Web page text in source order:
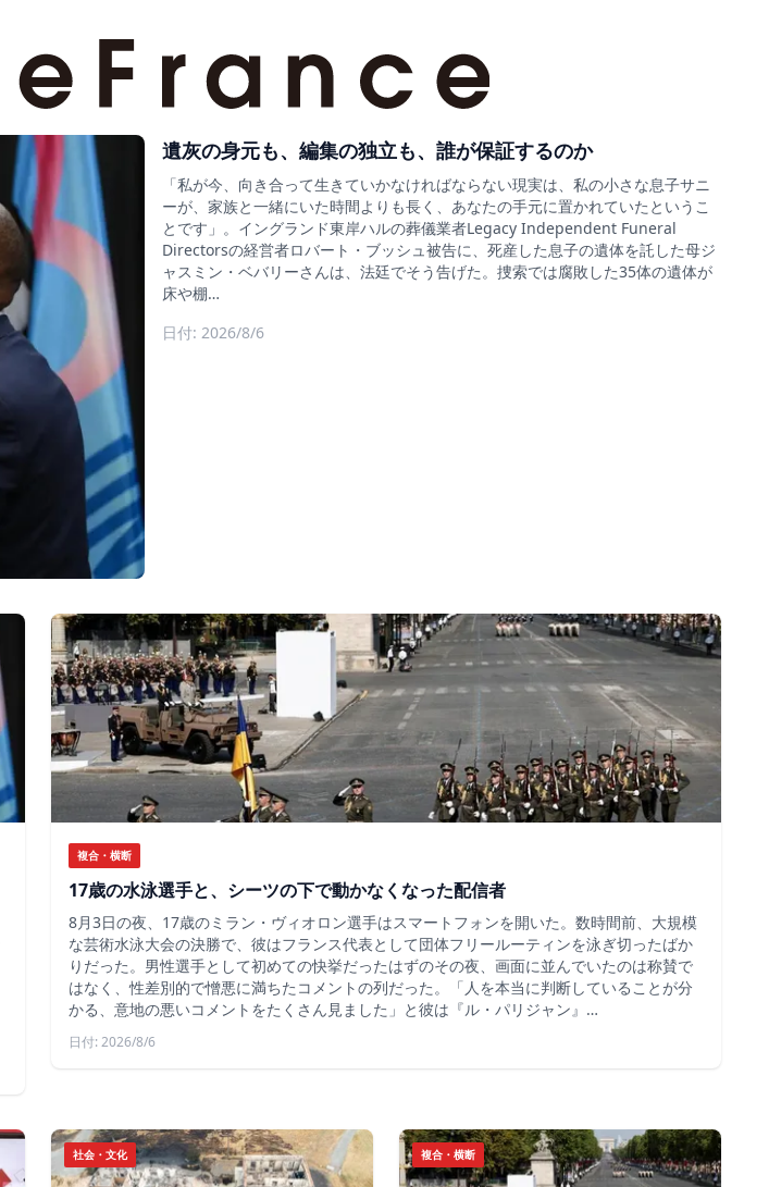
遺灰の身元も、編集の独立も、誰が保証するのか
「私が今、向き合って生きていかなければならない現実は、私の小さな息子サニ
ーが、家族と一緒にいた時間よりも長く、あなたの手元に置かれていたというこ
とです」。イングランド東岸ハルの葬儀業者Legacy Independent Funeral
Directorsの経営者ロバート・ブッシュ被告に、死産した息子の遺体を託した母ジ
ャスミン・ベバリーさんは、法廷でそう告げた。捜索では腐敗した35体の遺体が
床や棚…
日付: 2026/8/6
複合・横断
17歳の水泳選手と、シーツの下で動かなくなった配信者
8月3日の夜、17歳のミラン・ヴィオロン選手はスマートフォンを開いた。数時間前、大規模
な芸術水泳大会の決勝で、彼はフランス代表として団体フリールーティンを泳ぎ切ったばか
りだった。男性選手として初めての快挙だったはずのその夜、画面に並んでいたのは称賛で
はなく、性差別的で憎悪に満ちたコメントの列だった。「人を本当に判断していることが分
かる、意地の悪いコメントをたくさん見ました」と彼は『ル・パリジャン』…
日付: 2026/8/6
社会・文化 複合・横断